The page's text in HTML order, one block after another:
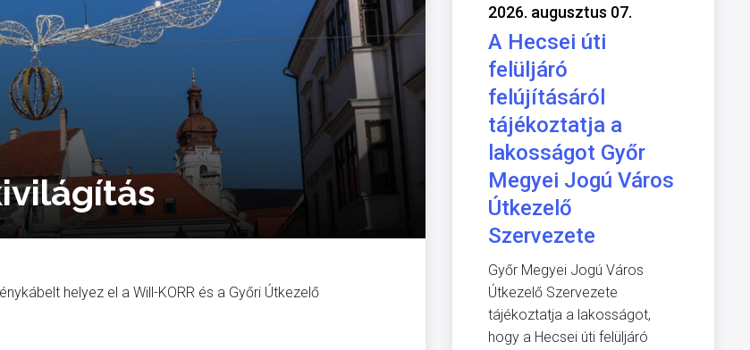
helyez el a Will-KORR és a Győri Útkezelő
2026. augusztus 07.
A Hecsei úti
felüljáró
felújításáról
tájékoztatja a
lakosságot Győr
Megyei Jogú Város
Útkezelő
Szervezete
Győr Megyei Jogú Város
Útkezelő Szervezete
tájékoztatja a lakosságot,
hogy a Hecsei úti felüljáró